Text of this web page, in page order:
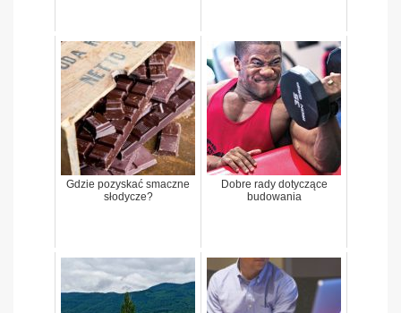
Gdzie pozyskać smaczne
słodycze?
Dobre rady dotyczące
budowania